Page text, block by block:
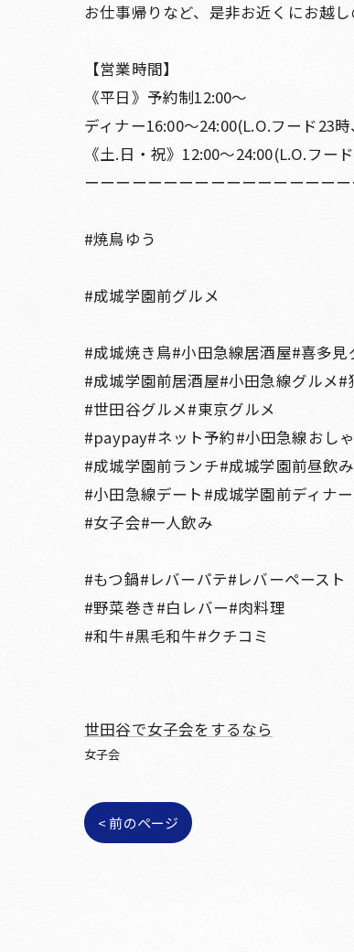
お仕事帰りなど、是非お近くにお越
【営業時間】
《平日》予約制12:00〜
ディナー16:00〜24:00(L.O.フード23
《土.日・祝》12:00〜24:00(L.O.フー
ーーーーーーーーーーーーーーーー
#焼鳥ゆう
#成城学園前グルメ
#成城焼き鳥#小田急線居酒屋#喜多見
#成城学園前居酒屋#小田急線グルメ#
#世田谷グルメ#東京グルメ
#paypay#ネット予約#小田急線おし
#成城学園前ランチ#成城学園前昼飲
#小田急線デート#成城学園前ディナ
#女子会#一人飲み
#もつ鍋#レバーパテ#レバーペースト
#野菜巻き#白レバー#肉料理
#和牛#黒毛和牛#クチコミ
世田谷で女子会をするなら
女子会
< 前のページ